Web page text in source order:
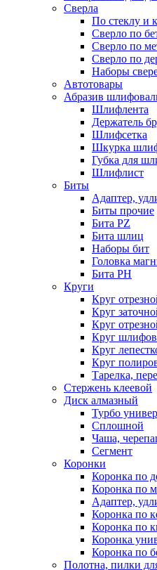
Сверла
По стеклу и
Сверло по
Сверло по
Сверло по
Наборы
Автотовары
Абразив
Шлифлента
Держатель
Шлифсетка
Шкурка
Губка для
Шлифлист
Биты
Адаптер,
Биты прочие
Бита PZ
Бита шлиц
Наборы бит
Головка
Бита PH
Круги
Круг
Круг
Круг
Круг
Круг
Круг
Тарелка,
Стержень клеевой
Диск алмазный
Турбо
Сплошной
Чаша,
Сегмент
Коронки
Коронка по
Коронка по
Адаптер,
Коронка по
Коронка по
Коронка
Коронка по
Полотна, пилки